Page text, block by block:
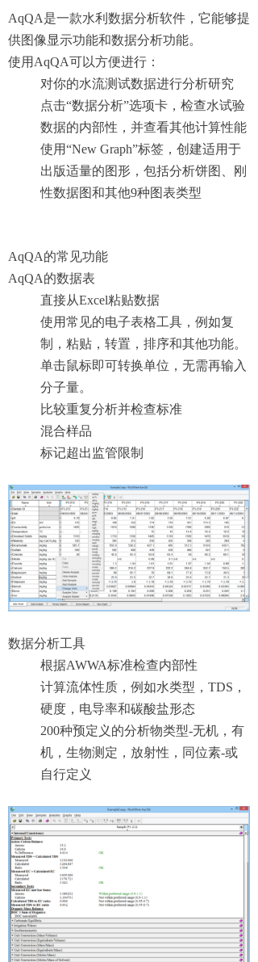
AqQA是一款水利数据分析软件，它能够提
供图像显示功能和数据分析功能。
使用AqQA可以方便进行：
对你的水流测试数据进行分析研究
点击“数据分析”选项卡，检查水试验
数据的内部性，并查看其他计算性能
使用“New Graph”标签，创建适用于
出版适量的图形，包括分析饼图、刚
性数据图和其他9种图表类型
AqQA的常见功能
AqQA的数据表
直接从Excel粘贴数据
使用常见的电子表格工具，例如复
制，粘贴，转置，排序和其他功能。
单击鼠标即可转换单位，无需再输入
分子量。
比较重复分析并检查标准
混合样品
标记超出监管限制
数据分析工具
根据AWWA标准检查内部性
计算流体性质，例如水类型，TDS，
硬度，电导率和碳酸盐形态
200种预定义的分析物类型-无机，有
机，生物测定，放射性，同位素-或
自行定义